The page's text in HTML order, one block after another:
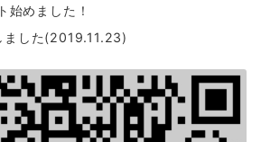
始めました！
ました(2019.11.23)